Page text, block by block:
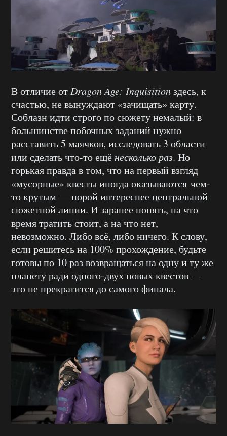
В отличие отDragon Age: Inquisitionздесь, к
счастью, не вынуждают «зачищать» карту.
Соблазн идти строго по сюжету немалый: в
большинстве побочных заданий нужно
расставить 5 маячков, исследовать 3 области
или сделать что-то ещёнесколько раз. Но
горькая правда в том, что на первый взгляд
«мусорные» квесты иногда оказываются чем-
то крутым — порой интереснее центральной
сюжетной линии. И заранее понять, на что
время тратить стоит, а на что нет,
невозможно. Либо всё, либо ничего. К слову,
если решитесь на 100% прохождение, будьте
готовы по 10 раз возвращаться на одну и ту же
планету ради одного-двух новых квестов —
это не прекратится до самого финала.